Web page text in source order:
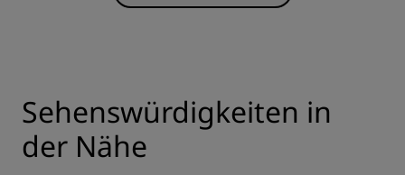
Sehenswürdigkeiten in
der Nähe